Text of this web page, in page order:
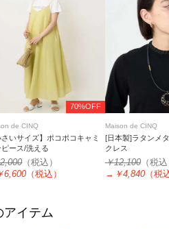
70%OFF
de CINQ
さいサイズ】ポコポコキャミ
ピース/洗える
（税込）
6,600 （税込）
Maison de CINQ
[日本製]ラタンメ
クレス
￥12,100（税
→ ￥4,840（税
イテム